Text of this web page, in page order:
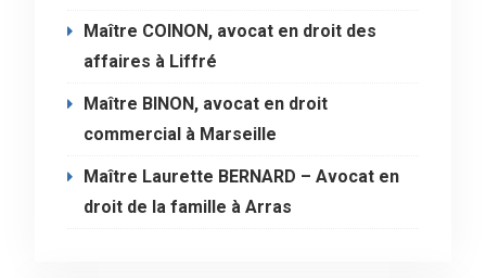
Maître COINON, avocat en droit des
affaires à Liffré
Maître BINON, avocat en droit
commercial à Marseille
Maître Laurette BERNARD – Avocat en
droit de la famille à Arras